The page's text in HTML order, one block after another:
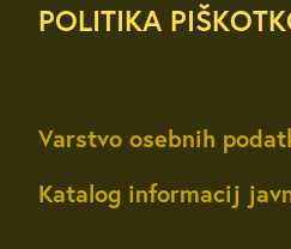
POLITIKA
Varstvo osebnih
Katalog informacij